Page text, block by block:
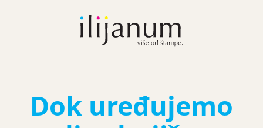
Dok uređujemo